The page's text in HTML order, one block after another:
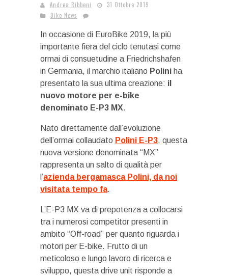
Andrea Ribbeni
31 Ottobre 2019
Bike News
In occasione di EuroBike 2019, la più
importante fiera del ciclo tenutasi come
ormai di consuetudine a Friedrichshafen
in Germania, il marchio italiano Polini ha
presentato la sua ultima creazione: il
nuovo motore per e-bike
denominato E-P3 MX.
Nato direttamente dall’evoluzione
dell’ormai collaudato Polini E-P3, questa
nuova versione denominata “MX”
rappresenta un salto di qualità per
l’azienda bergamasca Polini, da noi
visitata tempo fa.
L’E-P3 MX va di prepotenza a collocarsi
tra i numerosi competitor presenti in
ambito “Off-road” per quanto riguarda i
motori per E-bike. Frutto di un
meticoloso e lungo lavoro di ricerca e
sviluppo, questa drive unit risponde a